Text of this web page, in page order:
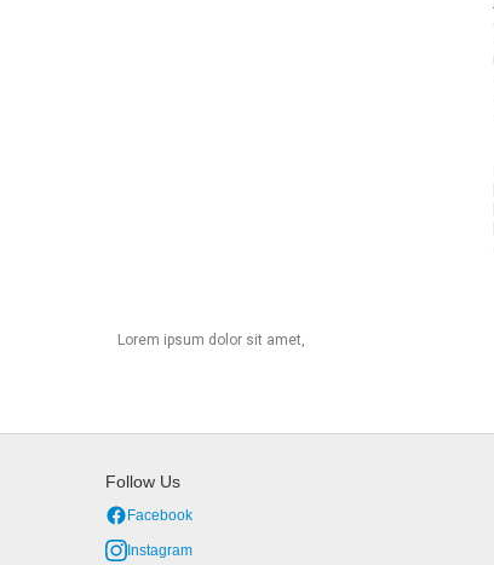
Lorem ipsum dolor sit amet,
Follow Us
Facebook
Instagram